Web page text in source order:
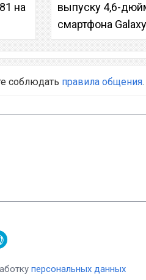
на
выпуску 4,6-
смартфона
соблюдать правила общения.
персональных данных